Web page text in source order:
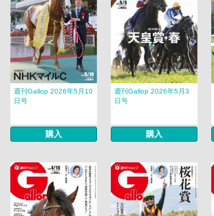
週刊Gallop 2026年5月10
日号
購入
週刊Gallop 2026年5月3
日号
購入